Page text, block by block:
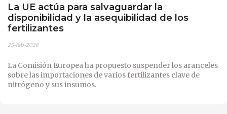
La UE actúa para salvaguardar la
disponibilidad y la asequibilidad de los
fertilizantes
25-feb-2026
La Comisión Europea ha propuesto suspender los aranceles
sobre las importaciones de varios fertilizantes clave de
nitrógeno y sus insumos.